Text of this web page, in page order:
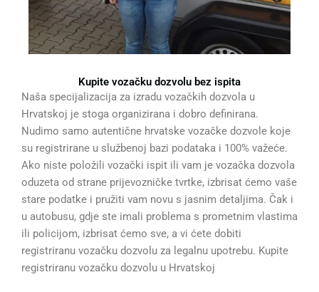
Kupite vozačku dozvolu bez ispita
Naša specijalizacija za izradu vozačkih dozvola u
Hrvatskoj je stoga organizirana i dobro definirana.
Nudimo samo autentične hrvatske vozačke dozvole koje
su registrirane u službenoj bazi podataka i 100% važeće.
Ako niste položili vozački ispit ili vam je vozačka dozvola
oduzeta od strane prijevozničke tvrtke, izbrisat ćemo vaše
stare podatke i pružiti vam novu s jasnim detaljima. Čak i
u autobusu, gdje ste imali problema s prometnim vlastima
ili policijom, izbrisat ćemo sve, a vi ćete dobiti
registriranu vozačku dozvolu za legalnu upotrebu. Kupite
registriranu vozačku dozvolu u Hrvatskoj